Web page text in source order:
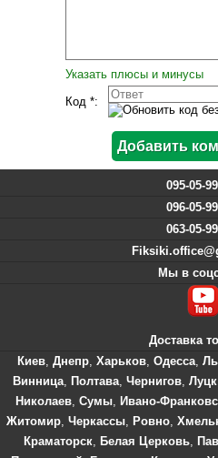
Указать плюсы и минусы
Код *:
095-05-
096-05-
063-05-
Мы в
Доставка
Киев, Днепр, Харьков, Одесса,
Винница, Полтава, Чернигов, Луцк
Николаев, Сумы, Ивано-
Житомир, Черкассы, Ровно,
Краматорск, Белая Церковь,